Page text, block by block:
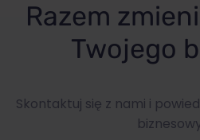
Razem
Twojego
Skontaktuj się z nami i